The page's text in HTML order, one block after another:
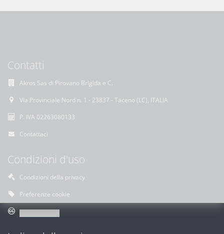
Contatti
Akros Sas di Pirovano Brigida e C.
Via Provinciale Nord n. 1 - 23837 - Taceno (LC), ITALIA
P. IVA 02263080133
Contattaci
Condizioni d'uso
Condizioni della privacy
Preferenze cookie